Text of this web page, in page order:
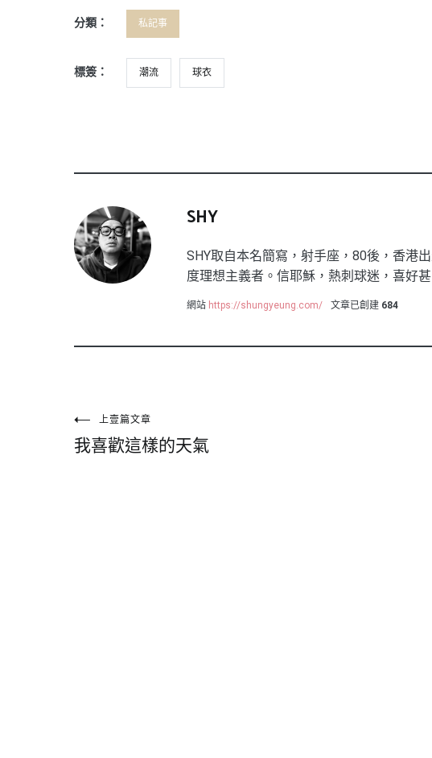
分類： 私記事
標簽： 潮流 球衣
SHY
SHY取自本名簡寫，射手座，80後，香港
度理想主義者。信耶穌，熱刺球迷，喜好
網站 https://shungyeung.com/ 文章已創建 684
文上壹篇文章
我喜歡這樣的天氣